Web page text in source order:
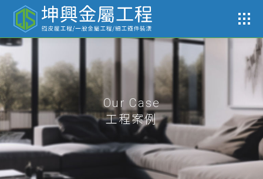
Our Case
工程案例